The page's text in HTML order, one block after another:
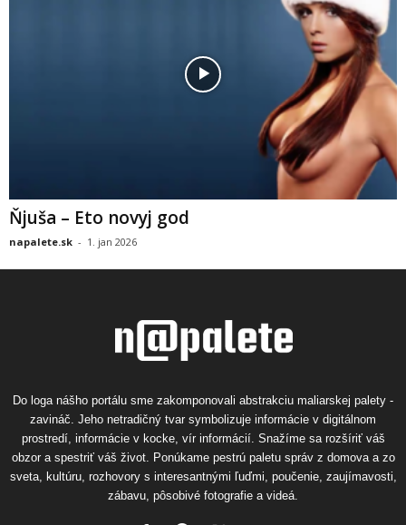
Ňjuša – Eto novyj god
napalete.sk - 1. jan 2026
Do loga nášho portálu sme zakomponovali abstrakciu maliarskej palety -
zavináč. Jeho netradičný tvar symbolizuje informácie v digitálnom
prostredí, informácie v kocke, vír informácií. Snažíme sa rozšíriť váš
obzor a spestriť váš život. Ponúkame pestrú paletu správ z domova a zo
sveta, kultúru, rozhovory s interesantnými ľuďmi, poučenie, zaujímavosti,
zábavu, pôsobivé fotografie a videá.